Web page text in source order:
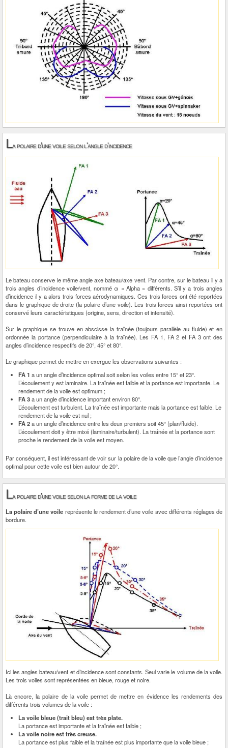
La polaire d’une voile selon l'angle d'incidence
Le bateau conserve le même angle axe bateau/axe vent. Par contre, sur le bateau il y a
trois angles d’incidence voile/vent, nommé α « Alpha » différents. S’il y a trois angles
d’incidence il y a alors trois forces aérodynamiques. Ces trois forces ont été reportées
dans le graphique de droite (la polaire d’une voile). Les trois forces ainsi reportées ont
conservé leurs caractéristiques (origine, sens, direction et intensité).
Sur le graphique se trouve en abscisse la traînée (toujours parallèle au fluide) et en
ordonnée la portance (perpendiculaire à la traînée). Les FA 1, FA 2 et FA 3 ont des
angles d’incidence respectifs de 20°, 45° et 80°.
Le graphique permet de mettre en exergue les observations suivantes :
FA 1 a un angle d’incidence optimal soit selon les voiles entre 15° et 23°.
L’écoulement y est laminaire. La traînée est faible et la portance est importante. Le
rendement de la voile est optimum ;
FA 3a un angle d’incidence important environ 80°.
L’écoulement est turbulent. La traînée est importante mais la portance est faible. Le
rendement de la voile est nul ;
FA 2a un angle d’incidence entre les deux premiers soit 45° (plan/fluide).
L’écoulement doit y être mixé (laminaire/turbulent). La traînée et la portance sont
proche le rendement de la voile est moyen.
Par conséquent, il est intéressant de voir sur la polaire de la voile que l’angle d’incidence
optimal pour cette voile est bien autour de 20°.
La polaire d'une voile selon la forme de la voile
La polaire d’une voile représente le rendement d’une voile avec différents réglages de
bordure.
Ici les angles bateau/vent et d’incidence sont constants. Seul varie le volume de la voile.
Les trois voiles sont représentées en bleue, rouge et noire.
Là encore, la polaire de la voile permet de mettre en évidence les rendements des
différents trois volumes de la voile :
La voile bleue (trait bleu) est très plate.
La portance est importante et la traînée est faible ;
La voile noire est très creuse.
La portance est plus faible et la traînée est plus importante que la voile bleue ;